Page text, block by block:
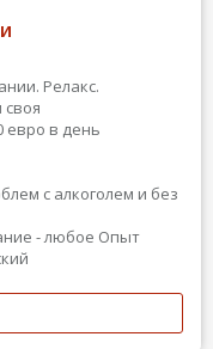
Релакс.
евро в день
с алкоголем и без
- любое Опыт